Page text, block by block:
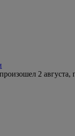
2 августа,